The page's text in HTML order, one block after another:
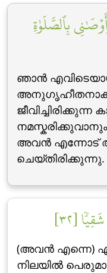
بِٱلصَّلَوٰةِ
ഞാന്‍
അവന്‍ എന്നോട്
ചെയ്തിരിക്കുന്നു.
[٣٢]
(അവന്‍ എന്നെ)
നിലയില്‍